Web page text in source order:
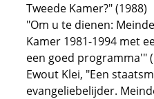
Tweede Kamer?" (1988)
"Om u te dienen:
Kamer 1981-1994 met
een goed programma'"
Ewout Klei, "Een
evangeliebelijder.